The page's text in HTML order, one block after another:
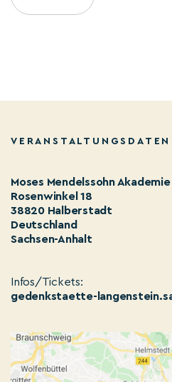
VERANSTALTUNGSDATEN
Moses Mendelssohn
Rosenwinkel 18
38820 Halberstadt
Deutschland
Sachsen-Anhalt
Infos/Tickets:
gedenkstaette-